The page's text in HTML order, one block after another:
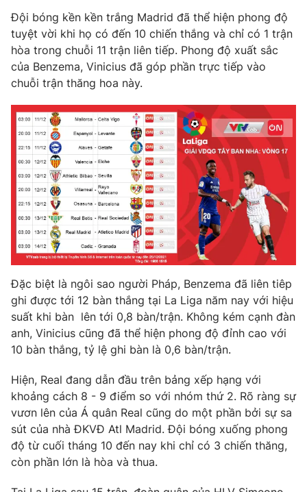
VTV Sức khoẻ Bất động sản
Thị trường 24h Tấm lòng Việt
VTV9 VTV8
Liên hệ tòa soạn English
THỜI BÁO VTV
Theo dõi báo trên
Cơ quan chủ quản: Đài Truyền hình Việt Nam
Cơ quan báo chí:Thời báo VTV
Giấy phép hoạt động báo in và báo điện tử số 483/GP-BTTTT
cấp ngày 29/12/2023
Tổng Biên tập:Vũ Thanh Thủy
Phó Tổng Biên tập: Nguyễn Thị Mỹ Hạnh, Phạm Quốc Thắng,
Nguyễn Trọng Ninh
Đội bóng kền kền trắng Madrid đã thể hiện phong độ
tuyệt vời khi họ có đến 10 chiến thắng và chỉ có 1 trận
hòa trong chuỗi 11 trận liên tiếp. Phong độ xuất sắc
của Benzema, Vinicius đã góp phần trực tiếp vào
chuỗi trận thăng hoa này.
Đặc biệt là ngôi sao người Pháp, Benzema đã liên tiêp
ghi được tới 12 bàn thắng tại La Liga năm nay với hiệu
suất khi bàn lên tới 0,8 bàn/trận. Không kém cạnh đàn
anh, Vinicius cũng đã thể hiện phong độ đỉnh cao với
10 bàn thắng, tỷ lệ ghi bàn là 0,6 bàn/trận.
Hiện, Real đang dẫn đầu trên bảng xếp hạng với
khoảng cách 8 - 9 điểm so với nhóm thứ 2. Rõ ràng sự
vươn lên của Á quân Real cũng do một phần bởi sự sa
sút của nhà ĐKVĐ Atl Madrid. Đội bóng xuống phong
độ từ cuối tháng 10 đến nay khi chỉ có 3 chiến thăng,
còn phần lớn là hòa và thua.